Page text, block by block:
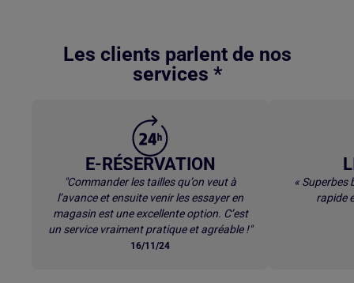
Les clients parlent de nos
services *
E-RÉSERVATION
"Commander les tailles qu’on veut à
l’avance et ensuite venir les essayer en
magasin est une excellente option. C’est
un service vraiment pratique et agréable !"
16/11/24
« Superbes
rapide